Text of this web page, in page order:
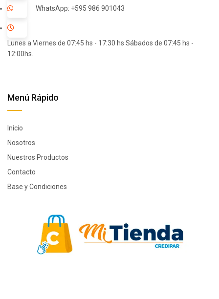
WhatsApp: +595 986 901043
Lunes a Viernes de 07:45 hs - 17:30 hs Sábados de 07:45 hs -
12:00hs.
Menú Rápido
Inicio
Nosotros
Nuestros Productos
Contacto
Base y Condiciones